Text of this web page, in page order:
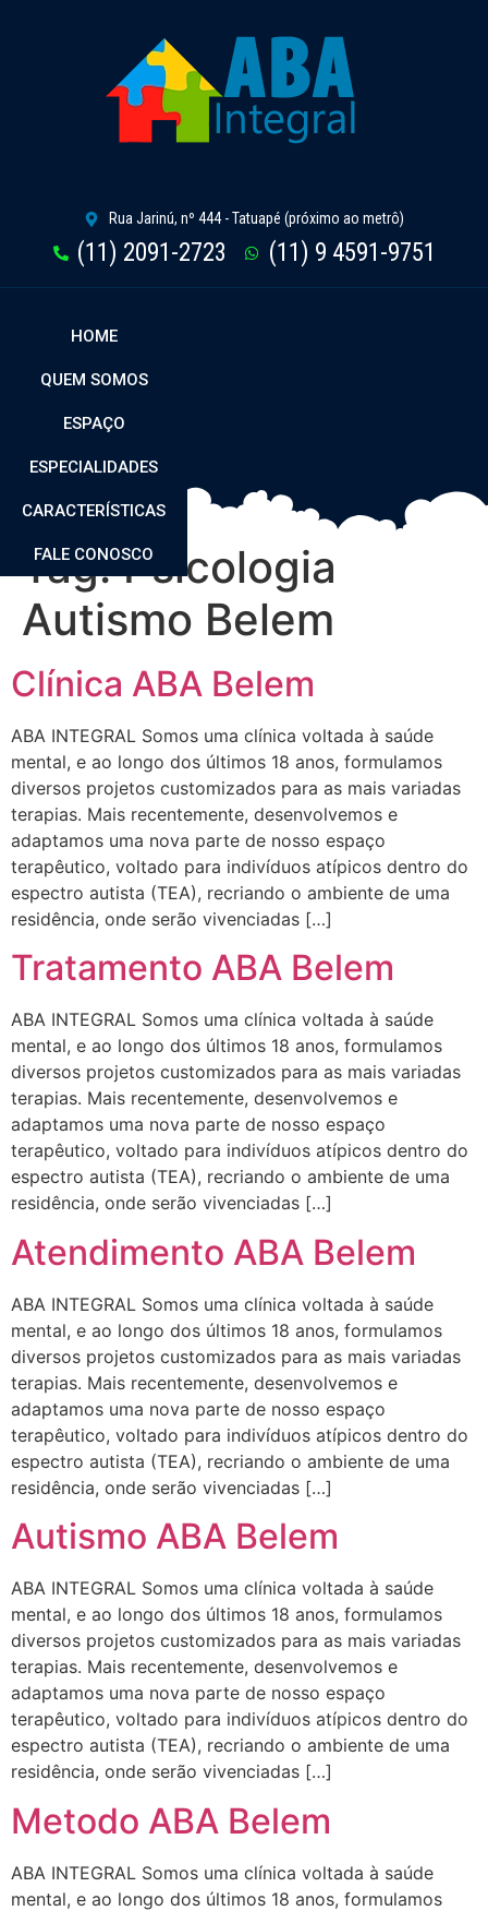
Rua Jarinú, nº 444 - Tatuapé (próximo ao metrô)
(11) 2091-2723 (11) 9 4591-9751
HOME
QUEM SOMOS
ESPAÇO
ESPECIALIDADES
CARACTERÍSTICAS
FALE CONOSCO
Tag:Psicologia
Autismo Belem
Clínica ABA Belem
ABA INTEGRAL Somos uma clínica voltada à saúde
mental, e ao longo dos últimos 18 anos, formulamos
diversos projetos customizados para as mais variadas
terapias. Mais recentemente, desenvolvemos e
adaptamos uma nova parte de nosso espaço
terapêutico, voltado para indivíduos atípicos dentro do
espectro autista (TEA), recriando o ambiente de uma
residência, onde serão vivenciadas […]
Tratamento ABA Belem
ABA INTEGRAL Somos uma clínica voltada à saúde
mental, e ao longo dos últimos 18 anos, formulamos
diversos projetos customizados para as mais variadas
terapias. Mais recentemente, desenvolvemos e
adaptamos uma nova parte de nosso espaço
terapêutico, voltado para indivíduos atípicos dentro do
espectro autista (TEA), recriando o ambiente de uma
residência, onde serão vivenciadas […]
Atendimento ABA Belem
ABA INTEGRAL Somos uma clínica voltada à saúde
mental, e ao longo dos últimos 18 anos, formulamos
diversos projetos customizados para as mais variadas
terapias. Mais recentemente, desenvolvemos e
adaptamos uma nova parte de nosso espaço
terapêutico, voltado para indivíduos atípicos dentro do
espectro autista (TEA), recriando o ambiente de uma
residência, onde serão vivenciadas […]
Autismo ABA Belem
ABA INTEGRAL Somos uma clínica voltada à saúde
mental, e ao longo dos últimos 18 anos, formulamos
diversos projetos customizados para as mais variadas
terapias. Mais recentemente, desenvolvemos e
adaptamos uma nova parte de nosso espaço
terapêutico, voltado para indivíduos atípicos dentro do
espectro autista (TEA), recriando o ambiente de uma
residência, onde serão vivenciadas […]
Metodo ABA Belem
ABA INTEGRAL Somos uma clínica voltada à saúde
mental, e ao longo dos últimos 18 anos, formulamos